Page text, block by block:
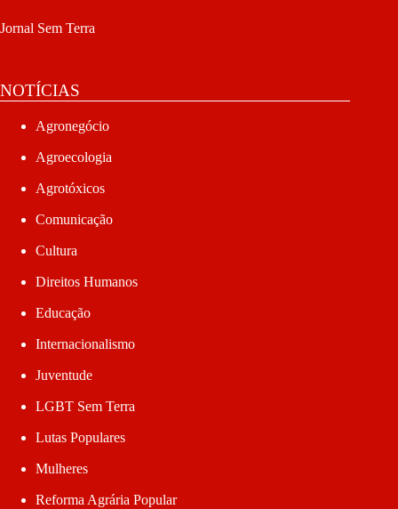
Jornal Sem Terra
NOTÍCIAS
Agronegócio
Agroecologia
Agrotóxicos
Comunicação
Cultura
Direitos Humanos
Educação
Internacionalismo
Juventude
LGBT Sem Terra
Lutas Populares
Mulheres
Reforma Agrária Popular